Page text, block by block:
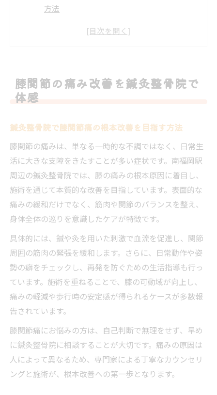
方法
膝関節の痛み緩和に鍼灸整骨院が選ばれる
南福岡駅周辺で膝ケアに強い鍼灸整骨院を選ぶ
方法
膝関節専門の鍼灸整骨院を選ぶポイント
南福岡駅近くで信頼できる鍼灸整骨院の探
し方
口コミが高評価の鍼灸整骨院選定術
鍼灸整骨院の予約や通いやすさを比較検討
膝の違和感に悩むなら鍼灸整骨院の活用が鍵
膝の違和感を感じたら鍼灸整骨院へ相談し
よう
鍼灸整骨院による膝関節早期ケアの重要性
膝の痛みを見逃さない鍼灸整骨院のアプロ
ーチ
鍼灸整骨院で膝違和感を改善する日常習慣
初回体験でわかる鍼灸整骨院の膝ケア効果
膝関節の痛み改善を鍼灸整骨院で
体感
鍼灸整骨院で膝関節痛の根本改善を目指す方法
膝関節の痛みは、単なる一時的な不調ではなく、日常生
活に大きな支障をきたすことが多い症状です。南福岡駅
周辺の鍼灸整骨院では、膝の痛みの根本原因に着目し、
施術を通じて本質的な改善を目指しています。表面的な
痛みの緩和だけでなく、筋肉や関節のバランスを整え、
身体全体の巡りを意識したケアが特徴です。
具体的には、鍼や灸を用いた刺激で血流を促進し、関節
周囲の筋肉の緊張を緩和します。さらに、日常動作や姿
勢の癖をチェックし、再発を防ぐための生活指導も行っ
ています。施術を重ねることで、膝の可動域が向上し、
痛みの軽減や歩行時の安定感が得られるケースが多数報
告されています。
膝関節痛にお悩みの方は、自己判断で無理をせず、早め
に鍼灸整骨院に相談することが大切です。痛みの原因は
人によって異なるため、専門家による丁寧なカウンセリ
ングと施術が、根本改善への第一歩となります。